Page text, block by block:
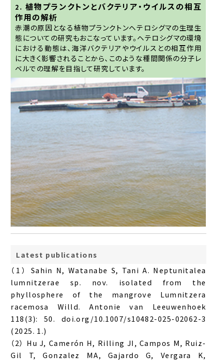
2. 植物プランクトンとバクテリア・ウイルスの相互
作用の解析
赤潮の原因となる植物プランクトンヘテロシグマの生理生
態についての研究もおこなっています。ヘテロシグマの環境
における動態は、海洋バクテリアやウイルスとの相互作用
に大きく影響されることから、このような種間関係の分子レ
ベルでの理解を目指して研究しています。
Latest publications
（1） Sahin N, Watanabe S, Tani A. Neptunitalea
lumnitzerae sp. nov. isolated from the
phyllosphere of the mangrove Lumnitzera
racemosa Willd. Antonie van Leeuwenhoek
118(3): 50. doi.org/10.1007/s10482-025-02062-3
(2025. 1.)
（2） Hu J, Camerón H, Rilling JI, Campos M, Ruiz-
Gil T, Gonzalez MA, Gajardo G, Vergara K,